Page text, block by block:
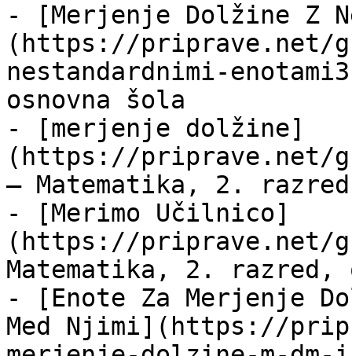
- [Merjenje Dolžine Z
(https://priprave.net/
nestandardnimi-
osnovna šola
- [merjenje dolžine]
(https://priprave.net/
— Matematika, 2.
- [Merimo Učilnico]
(https://priprave.net/
Matematika, 2. razred,
- [Enote Za Merjenje
Med Njimi](https://